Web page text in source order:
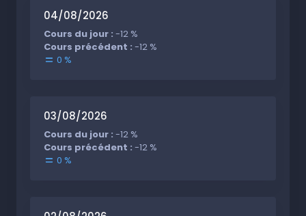
04/08/2026
Cours du jour : -12 %
Cours précédent : -12 %
0 %
03/08/2026
Cours du jour : -12 %
Cours précédent : -12 %
0 %